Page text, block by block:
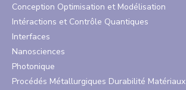
Conception Optimisation et Modélisation
Intéractions et Contrôle Quantiques
Interfaces
Nanosciences
Photonique
Procédés Métallurgiques Durabilité Matériaux